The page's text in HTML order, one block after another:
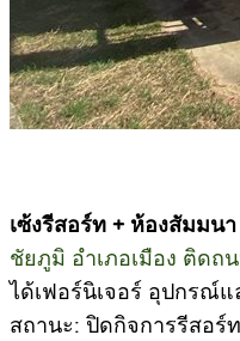
เซ้งรีสอร์ท + ห้องสัมมนา
ชัยภูมิ อำเภอเมือง ติดถ
ได้เฟอร์นิเจอร์ อุปกรณ์
สถานะ: ปิดกิจการรีสอร์